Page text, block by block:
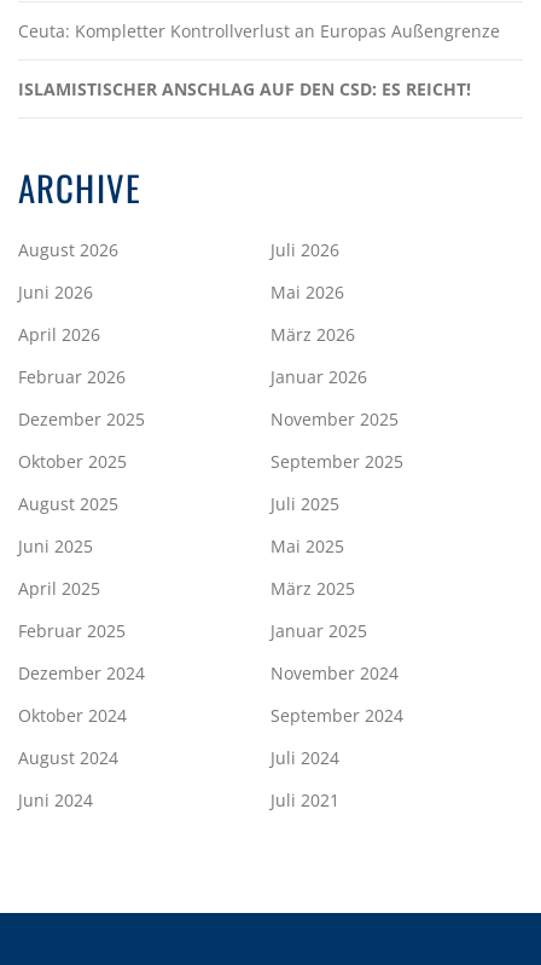
Ceuta: Kompletter Kontrollverlust an Europas Außengrenze
ISLAMISTISCHER ANSCHLAG AUF DEN CSD: ES REICHT!
ARCHIVE
August 2026
Juli 2026
Juni 2026
Mai 2026
April 2026
März 2026
Februar 2026
Januar 2026
Dezember 2025
November 2025
Oktober 2025
September 2025
August 2025
Juli 2025
Juni 2025
Mai 2025
April 2025
März 2025
Februar 2025
Januar 2025
Dezember 2024
November 2024
Oktober 2024
September 2024
August 2024
Juli 2024
Juni 2024
Juli 2021